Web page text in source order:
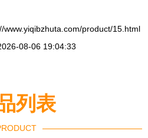
www.yiqibzhuta.com/product/15.html
08-06 19:04:33
列表